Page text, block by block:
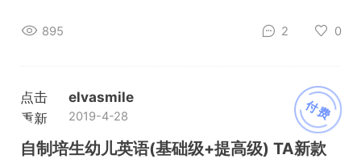
895 2 0
付费
点击
重新
加载
elvasmile
2019-4-28
自制培生幼儿英语(基础级+提高级) TA新款